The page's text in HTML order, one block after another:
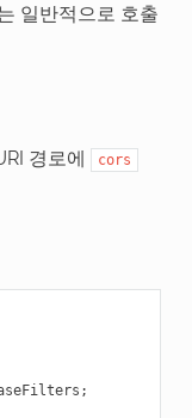
일반적으로 호출
경로에 cors
;